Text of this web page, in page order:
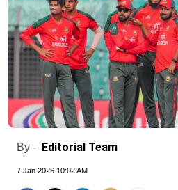
By - Editorial Team
7 Jan 2026 10:02 AM